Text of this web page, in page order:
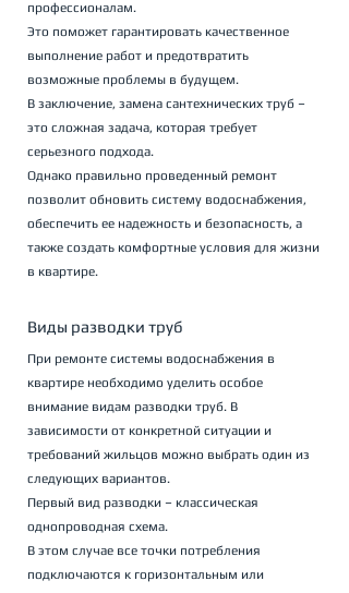
профессионалам.
Это поможет гарантировать качественное
выполнение работ и предотвратить
возможные проблемы в будущем.
В заключение, замена сантехнических труб –
это сложная задача, которая требует
серьезного подхода.
Однако правильно проведенный ремонт
позволит обновить систему водоснабжения,
обеспечить ее надежность и безопасность, а
также создать комфортные условия для жизни
в квартире.
Виды разводки труб
При ремонте системы водоснабжения в
квартире необходимо уделить особое
внимание видам разводки труб. В
зависимости от конкретной ситуации и
требований жильцов можно выбрать один из
следующих вариантов.
Первый вид разводки – классическая
однопроводная схема.
В этом случае все точки потребления
подключаются к горизонтальным или